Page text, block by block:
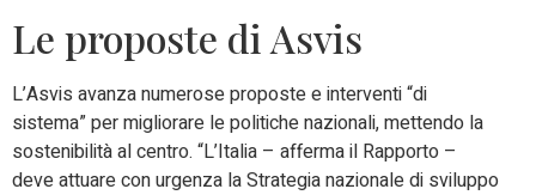
Le proposte di Asvis
L’Asvis avanza numerose proposte e interventi “di
sistema” per migliorare le politiche nazionali, mettendo la
sostenibilità al centro. “L’Italia – afferma il Rapporto –
deve attuare con urgenza la Strategia nazionale di sviluppo